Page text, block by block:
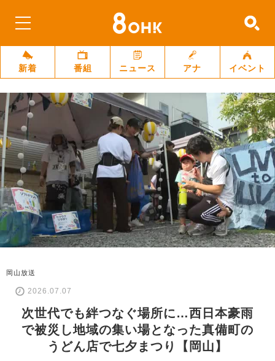
新着 番組 ニュース アナ イベント
岡山放送
2026.07.07
次世代でも絆つなぐ場所に…西日本豪雨
で被災し地域の集い場となった真備町の
うどん店で七夕まつり【岡山】